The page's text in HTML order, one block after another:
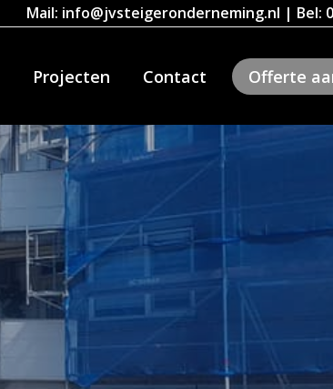
Mail: info@jvsteigeronderneming.nl | Bel:
Projecten Contact Offerte